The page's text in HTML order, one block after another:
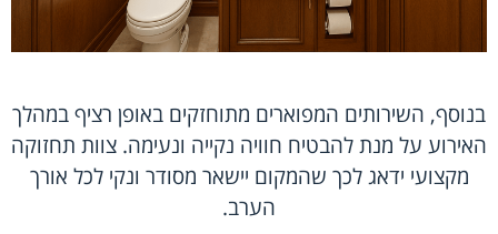
בנוסף, השירותים המפוארים מתוחזקים באופן רציף במהלך
האירוע על מנת להבטיח חוויה נקייה ונעימה. צוות תחזוקה
מקצועי ידאג לכך שהמקום יישאר מסודר ונקי לכל אורך
הערב.